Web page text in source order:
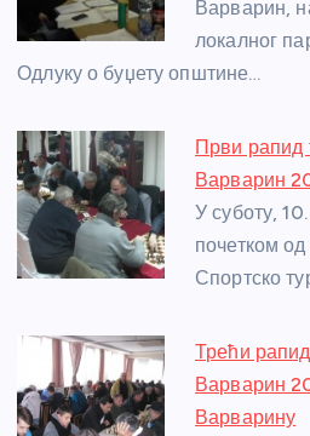
o
k
er
p
Варварин,
локалног
Одлуку о буџету општине…
Први рапид
Варварин
У суботу,
почетком
Спортско
Трећи
Варварин
Варварину